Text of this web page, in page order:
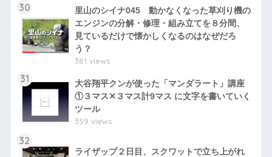
30
里山のシイナ045 動かなくなった草刈り機の
エンジンの分解・修理・組み立てを８分間、
見ているだけで懐かしくなるのはなぜだろ
う？
381 views
31
大谷翔平クンが使った「マンダラート」講座
①３マス✕３マス計9マス に文字を書いていく
ツール
359 views
32
ライザップ２日目、スクワットで立ち上がれ